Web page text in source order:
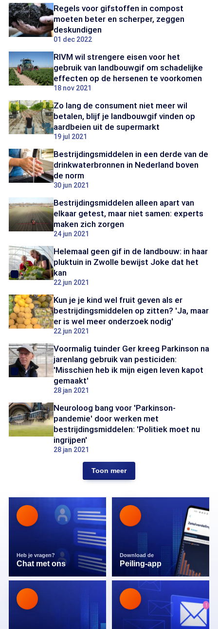
Regels voor gifstoffen in compost
moeten beter en scherper, zeggen
deskundigen
01 dec 2022
RIVM wil strengere eisen voor het
gebruik van landbouwgif om schadelijke
effecten op de hersenen te voorkomen
18 nov 2021
Zo lang de consument niet meer wil
betalen, blijf je landbouwgif vinden op
aardbeien uit de supermarkt
19 jul 2021
Bestrijdingsmiddelen in een derde van de
drinkwaterbronnen in Nederland boven
de norm
30 jun 2021
Bestrijdingsmiddelen alleen apart van
elkaar getest, maar niet samen: experts
maken zich zorgen
24 jun 2021
Helemaal geen gif in de landbouw: in haar
pluktuin in Zwolle bewijst Joke dat het
kan
22 jun 2021
Kun je je kind wel fruit geven als er
bestrijdingsmiddelen op zitten? 'Ja, maar
er is wel meer onderzoek nodig'
22 jun 2021
Voormalig tuinder Ger kreeg Parkinson na
jarenlang gebruik van pesticiden:
'Misschien heb ik mijn eigen leven kapot
gemaakt'
28 jan 2021
Neuroloog bang voor 'Parkinson-
pandemie' door werken met
bestrijdingsmiddelen: 'Politiek moet nu
ingrijpen'
28 jan 2021
Toon meer
Heb je vragen?
Chat met ons
Download de
Peiling-app